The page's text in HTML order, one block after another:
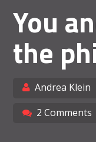
You
the
Andrea Klein
2 Comments